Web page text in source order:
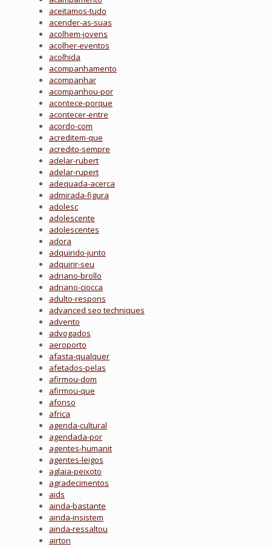
aceitamos-tudo
acender-as-suas
acolhem-jovens
acolher-eventos
acolhida
acompanhamento
acompanhar
acompanhou-por
acontece-porque
acontecer-entre
acordo-com
acreditem-que
acredito-sempre
adelar-rubert
adelar-rupert
adequada-acerca
admirada-figura
adolesc
adolescente
adolescentes
adora
adquirido-junto
adquirir-seu
adriano-brollo
adriano-ciocca
adulto-respons
advanced seo techniques
advento
advogados
aeroporto
afasta-qualquer
afetados-pelas
afirmou-dom
afirmou-que
afonso
africa
agenda-cultural
agendada-por
agentes-humanit
agentes-leigos
aglaia-peixoto
agradecimentos
aids
ainda-bastante
ainda-insistem
ainda-ressaltou
airton